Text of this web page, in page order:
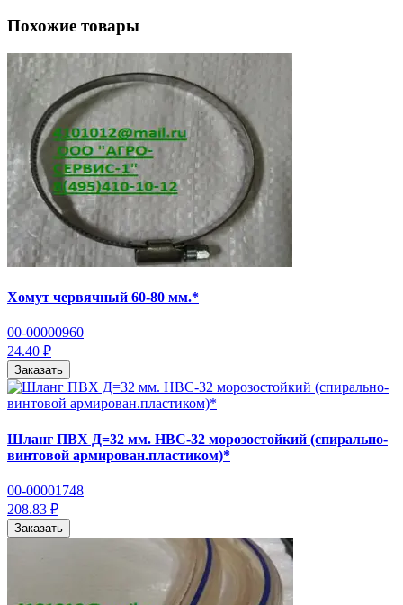
Похожие товары
Хомут червячный 60-80 мм.*
00-00000960
24.40 ₽
Заказать
Шланг ПВХ Д=32 мм. НВС-32 морозостойкий (спирально-
винтовой армирован.пластиком)*
00-00001748
208.83 ₽
Заказать